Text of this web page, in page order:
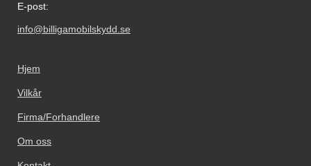
E-post:
info@billigamobilskydd.se
Hjem
Vilkår
Firma/Forhandlere
Om oss